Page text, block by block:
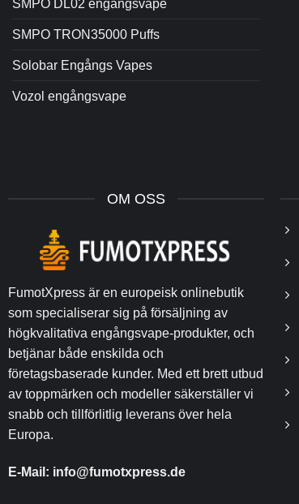
SMPO DL02 engångsvape
SMPO TRON35000 Puffs
Solobar Engångs Vapes
Vozol engångsvape
OM OSS
FumotXpress är en europeisk onlinebutik
som specialiserar sig på försäljning av
högkvalitativa engångsvape-produkter, och
betjänar både enskilda och
företagsbaserade kunder. Med ett brett utbud
av toppmärken och modeller säkerställer vi
snabb och tillförlitlig leverans över hela
Europa.
E-Mail: info@fumotxpress.de